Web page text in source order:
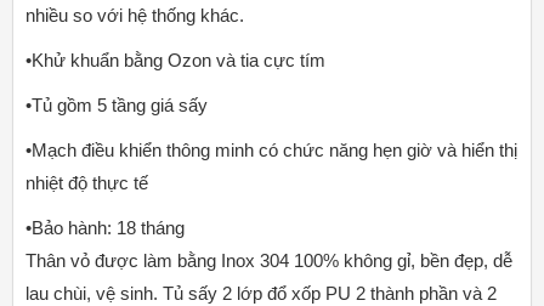
nhiều so với hệ thống khác.
•Khử khuẩn bằng Ozon và tia cực tím
•Tủ gồm 5 tầng giá sấy
•Mạch điều khiển thông minh có chức năng hẹn giờ và hiển thị
nhiệt độ thực tế
•Bảo hành: 18 tháng
Thân vỏ được làm bằng Inox 304 100% không gỉ, bền đẹp, dễ
lau chùi, vệ sinh. Tủ sấy 2 lớp đổ xốp PU 2 thành phần và 2